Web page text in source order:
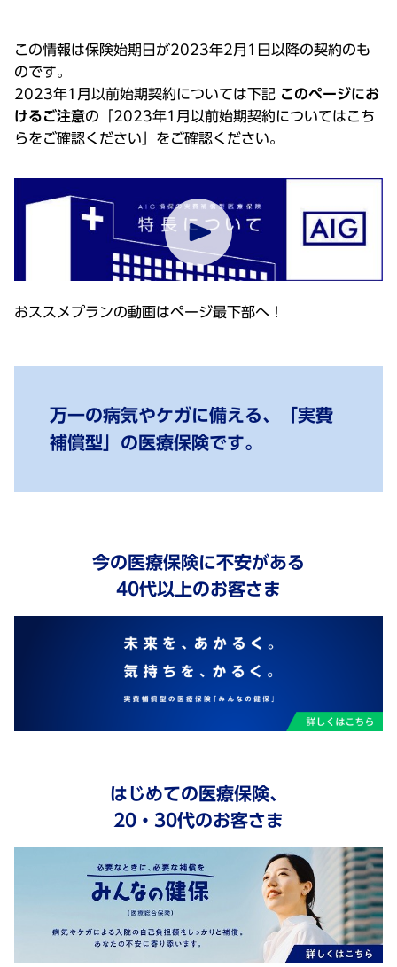
この情報は保険始期日が2023年2月1日以降の契約のも
のです。
2023年1月以前始期契約については下記 このページにお
けるご注意の「2023年1月以前始期契約についてはこち
らをご確認ください」をご確認ください。
おススメプランの動画はページ最下部へ！
万一の病気やケガに備える、「実費
補償型」の医療保険です。
今の医療保険に不安がある
40代以上のお客さま
はじめての医療保険、
20・30代のお客さま